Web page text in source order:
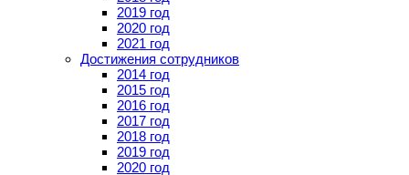
2019 год
2020 год
2021 год
Достижения сотрудников
2014 год
2015 год
2016 год
2017 год
2018 год
2019 год
2020 год